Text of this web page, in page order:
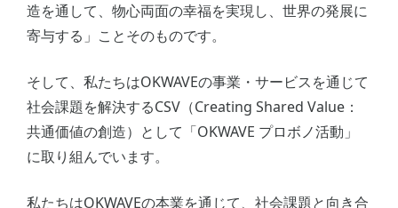
造を通して、物心両面の幸福を実現し、世界の発展に
寄与する」ことそのものです。
そして、私たちはOKWAVEの事業・サービスを通じて
社会課題を解決するCSV（Creating Shared Value：
共通価値の創造）として「OKWAVE プロボノ活動」
に取り組んでいます。
私たちはOKWAVEの本業を通じて、社会課題と向き合